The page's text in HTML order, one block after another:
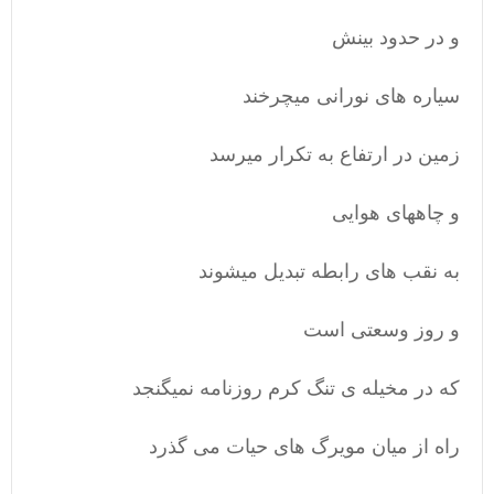
و در حدود بینش
سیاره های نورانی میچرخند
زمین در ارتفاع به تکرار میرسد
و چاههای هوایی
به نقب های رابطه تبدیل میشوند
و روز وسعتی است
که در مخیله ی تنگ کرم روزنامه نمیگنجد
راه از میان مویرگ های حیات می گذرد